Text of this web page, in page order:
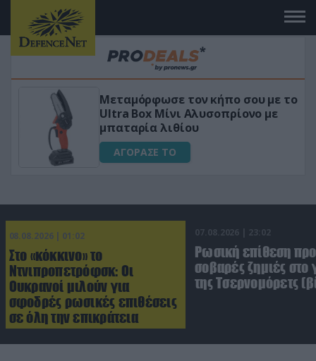
«Μαγική» φόρμουλα τριβόλι + VIP
για αύξηση της λίμπιντο
ΑΓΟΡΑΣΕ ΤΟ
08.08.2026 | 01:02
Στο «κόκκινο» το
Ντνιπροπετρόφσκ: Οι
Ουκρανοί μιλούν για
σφοδρές ρωσικές επιθέσεις
σε όλη την επικράτεια
07.08.2026 | 23:02
Ρωσική επίθεση
σοβαρές ζημιές στο
της Τσερνομόρετς